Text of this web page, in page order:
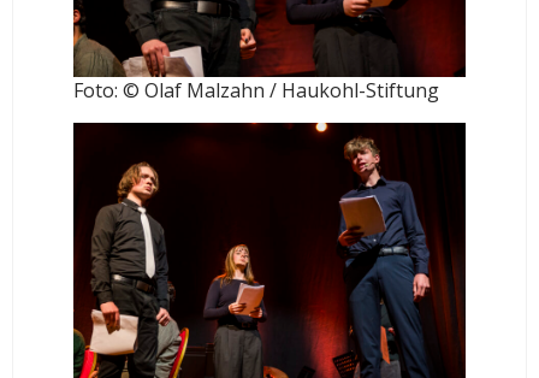
Foto: © Olaf Malzahn / Haukohl-Stiftung